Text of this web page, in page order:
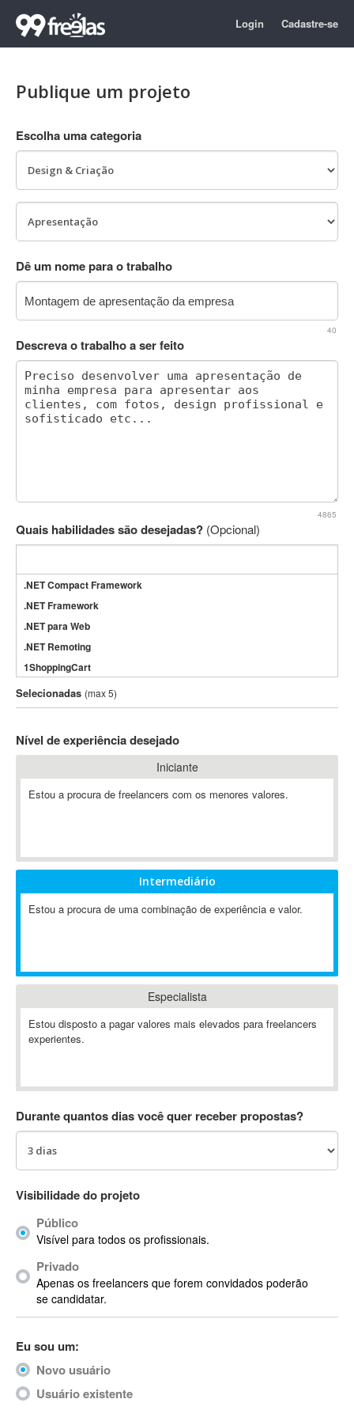
Login Cadastre-se
Publique um projeto
Escolha uma categoria
Dê um nome para o trabalho
40
Descreva o trabalho a ser feito
4865
Quais habilidades são desejadas? (Opcional)
.NET Compact Framework
.NET Framework
.NET para Web
.NET Remoting
1ShoppingCart
3DS Max
3GSM
802.11
A-GPS
ABAP
Abaqus
ABBYY FineReader
Ableton
Ableton Push
Abstract
AC3
ACID Pro
ACPI
Acrobat
Acrobat X
Acronis
ACT
Actimize
ActionScript
ActionScript 3
Selecionadas (max 5)
Nível de experiência desejado
Iniciante
Estou a procura de freelancers com os menores valores.
Intermediário
Estou a procura de uma combinação de experiência e valor.
Especialista
Estou disposto a pagar valores mais elevados para freelancers
experientes.
Durante quantos dias você quer receber propostas?
Visibilidade do projeto
Público
Visível para todos os profissionais.
Privado
Apenas os freelancers que forem convidados poderão
se candidatar.
Eu sou um:
Novo usuário
Usuário existente